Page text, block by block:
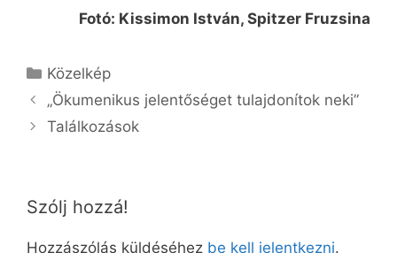
Fotó: Kissimon István, Spitzer Fruzsina
Kategória
Közelkép
„Ökumenikus jelentőséget tulajdonítok neki”
Találkozások
Szólj hozzá!
Hozzászólás küldéséhez be kell jelentkezni.